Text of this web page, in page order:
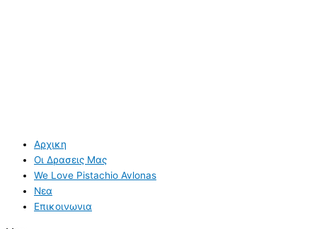
Αρχικη
Οι Δρασεις Μας
We Love Pistachio Avlonas
Νεα
Επικοινωνια